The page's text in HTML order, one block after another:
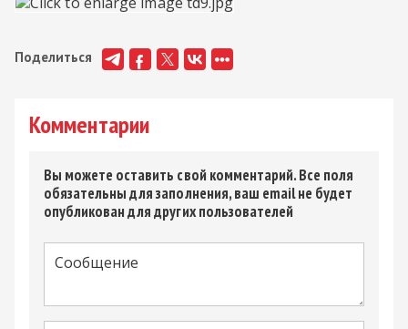
Поделиться
Комментарии
Вы можете оставить свой комментарий. Все поля
обязательны для заполнения, ваш email не будет
опубликован для других пользователей